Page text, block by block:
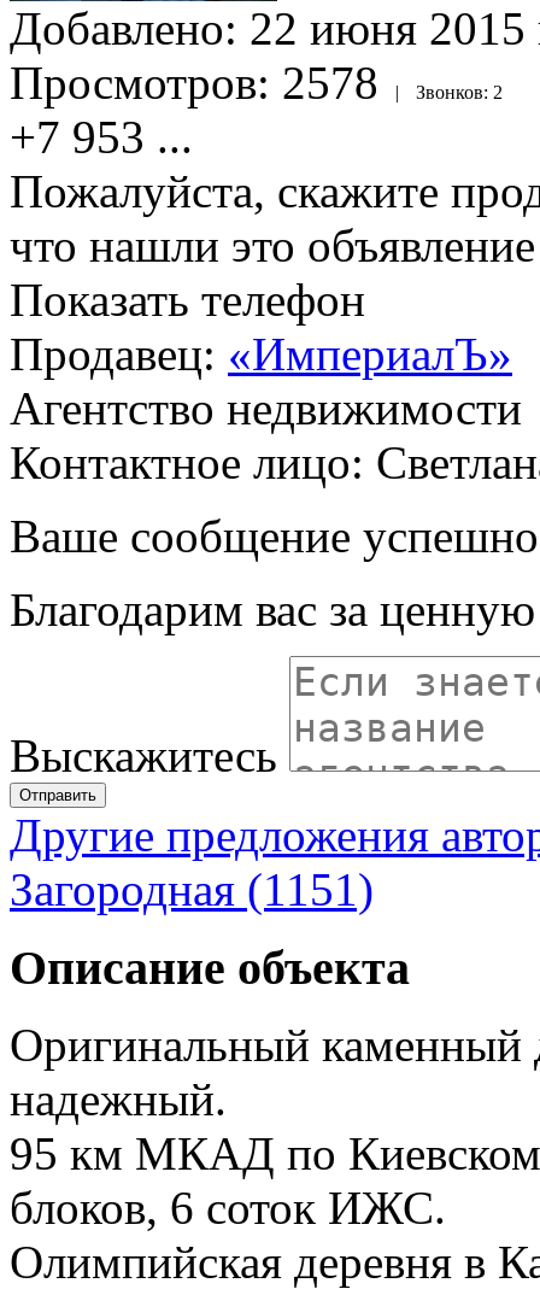
Добавлено: 22 июня 2015
Просмотров: 2578 | Звонков: 2
+7 953 ...
Пожалуйста, скажите
что нашли это
Показать телефон
Продавец: «ИмпериалЪ»
Агентство недвижимости
Контактное лицо:
Ваше сообщение успешно
Благодарим вас за
Выскажитесь
Отправить
Другие предложения
Загородная (1151)
Описание объекта
Оригинальный
надежный.
95 км МКАД по
блоков, 6 соток ИЖС.
Олимпийская деревня в